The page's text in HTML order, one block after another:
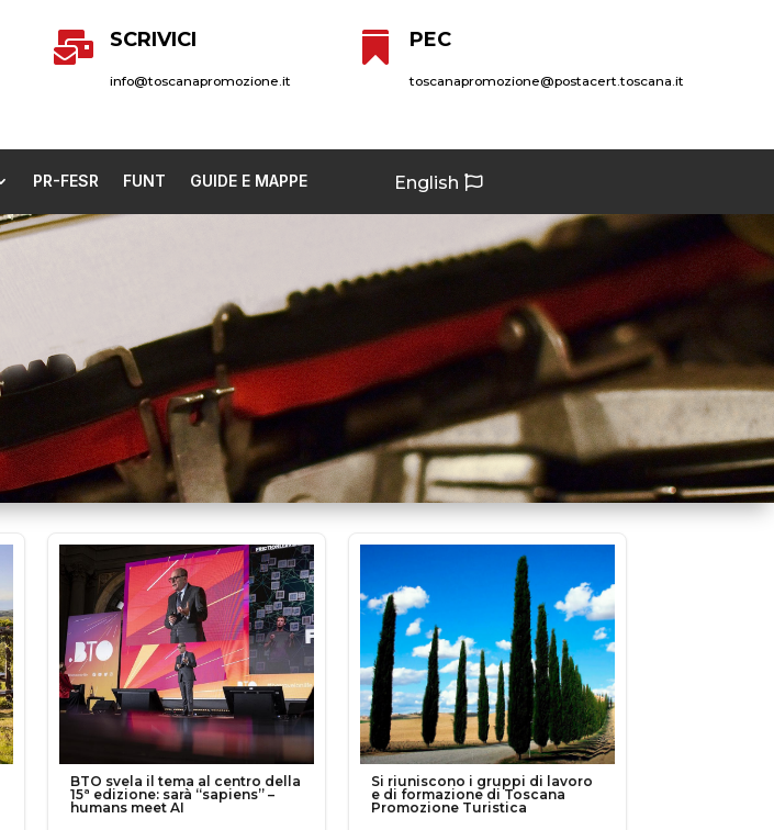
 SCRIVICI
info@toscanapromozione.it
 PEC
toscanapromozione@postacert.toscana.it
PR-FESR FUNT GUIDE E MAPPE English
BTO svela il tema al centro della
15ª edizione: sarà “sapiens” –
humans meet AI
Si riuniscono i gruppi di lavoro
e di formazione di Toscana
Promozione Turistica